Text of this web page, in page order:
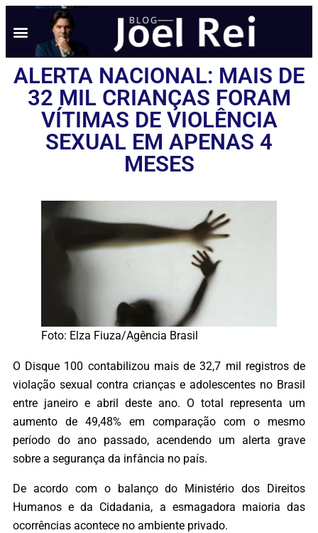
ALERTA NACIONAL: MAIS DE
32 MIL CRIANÇAS FORAM
VÍTIMAS DE VIOLÊNCIA
SEXUAL EM APENAS 4
MESES
Foto: Elza Fiuza/Agência Brasil
O Disque 100 contabilizou mais de 32,7 mil registros de
violação sexual contra crianças e adolescentes no Brasil
entre janeiro e abril deste ano. O total representa um
aumento de 49,48% em comparação com o mesmo
período do ano passado, acendendo um alerta grave
sobre a segurança da infância no país.
De acordo com o balanço do Ministério dos Direitos
Humanos e da Cidadania, a esmagadora maioria das
ocorrências acontece no ambiente privado.